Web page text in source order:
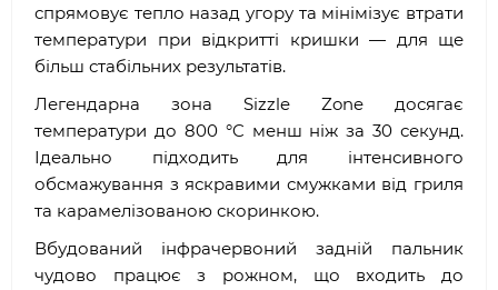
спрямовує тепло назад угору та мінімізує втрати
температури при відкритті кришки — для ще
більш стабільних результатів.
Легендарна зона Sizzle Zone досягає
температури до 800 °C менш ніж за 30 секунд.
Ідеально підходить для інтенсивного
обсмажування з яскравими смужками від гриля
та карамелізованою скоринкою.
Вбудований інфрачервоний задній пальник
чудово працює з рожном, що входить до